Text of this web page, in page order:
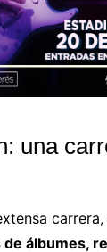
una
carrera,
de álbumes,